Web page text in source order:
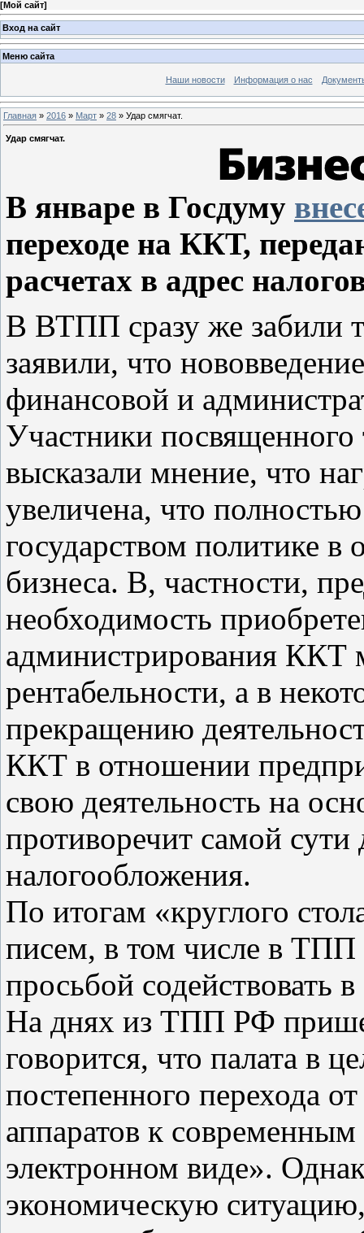
[Мой сайт]
Вход на сайт
Меню сайта
Наши новости Информация о нас
Главная » 2016 » Март » 28 » Удар смягчат.
Удар смягчат.
В январе в Госдуму
переходе на ККТ,
расчетах в адрес
В ВТПП сразу же забили
заявили, что
финансовой и
Участники посвященного
высказали мнение, что
увеличена, что
государством политике
бизнеса. В, частности,
необходимость
администрирования ККТ
рентабельности, а в
прекращению
ККТ в отношении
свою деятельность на
противоречит самой
налогообложения.
По итогам «круглого
писем, в том числе в
просьбой содействовать
На днях из ТПП РФ
говорится, что палата в
постепенного перехода
аппаратов к
электронном виде».
экономическую